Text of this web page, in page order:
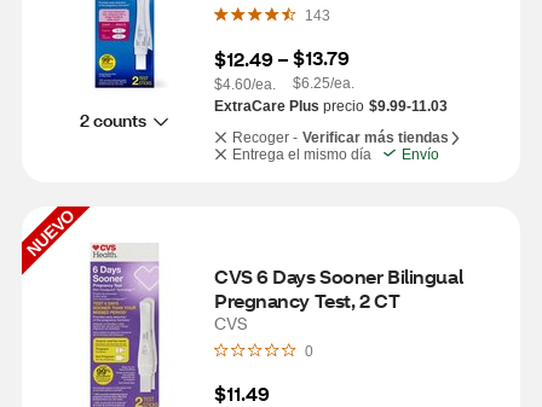
2 counts
143
$12.49 –
$4.60/ea.
$13.79
$6.25/ea.
ExtraCare Plus precio $9.99-11.03
Recoger - Verificar más tiendas
Entrega el mismo día
Envío
NUEVO
CVS 6 Days Sooner Bilingual
Pregnancy Test, 2 CT
CVS
0
$11.49